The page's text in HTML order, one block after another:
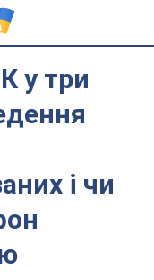
у три
і чи